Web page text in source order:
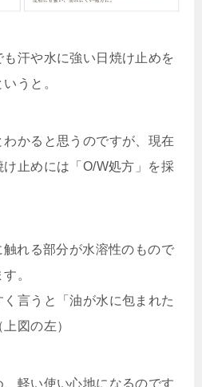
汗や水に強い日焼け止めを
うと。
わかると思うのですが、現在
止めには「O/W処方」を採
触れる部分が水溶性のもので
。
言うと「油が水に包まれた
図の左）
軽い使い心地になるのです